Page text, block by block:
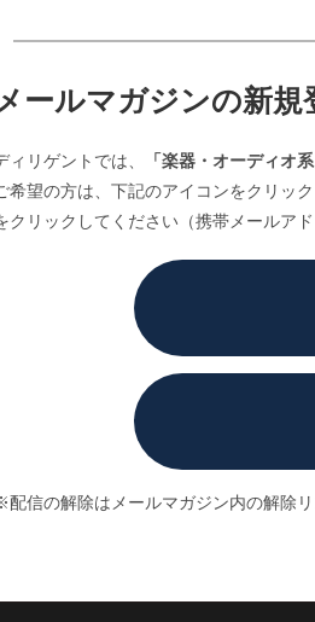
ールマガジンの新規
ィリゲントでは、 「楽器・オーディオ
希望の方は、下記のアイコンをクリッ
クリックしてください（携帯メールアド
配信の解除はメールマガジン内の解除リ